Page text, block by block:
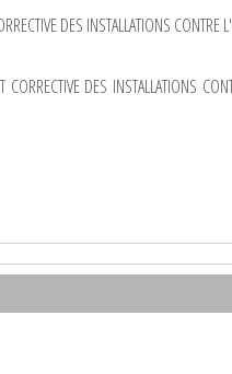
DES INSTALLATIONS CONTRE
CORRECTIVE DES INSTALLATIONS